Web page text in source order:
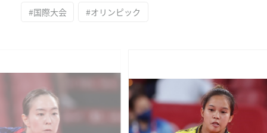
#国際大会 #オリンピック